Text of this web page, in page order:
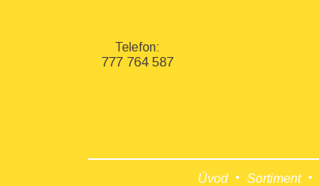
Telefon:
777 764 587
Úvod Sortiment